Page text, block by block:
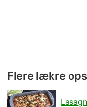
Flere lækre